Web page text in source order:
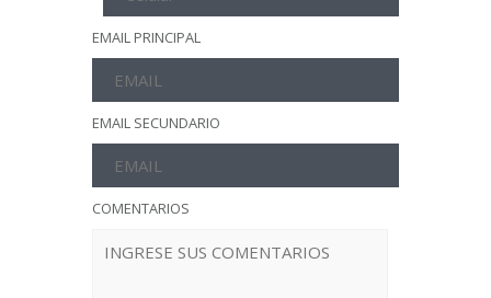
EMAIL PRINCIPAL
EMAIL SECUNDARIO
COMENTARIOS